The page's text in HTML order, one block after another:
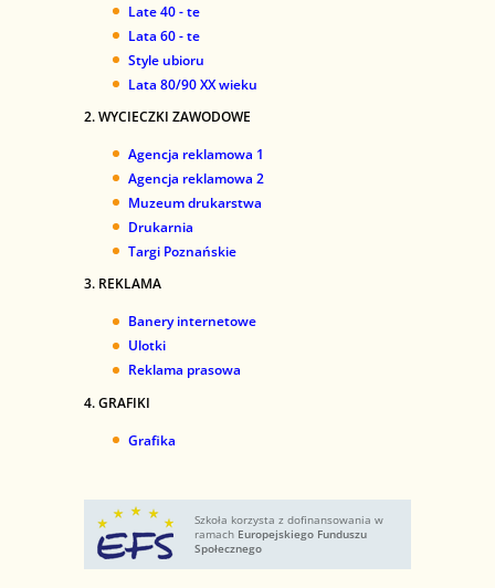
Late 40 - te
Lata 60 - te
Style ubioru
Lata 80/90 XX wieku
2.WYCIECZKI ZAWODOWE
Agencja reklamowa 1
Agencja reklamowa 2
Muzeum drukarstwa
Drukarnia
Targi Poznańskie
3. REKLAMA
Banery internetowe
Ulotki
Reklama prasowa
4.GRAFIKI
Grafika
Szkoła korzysta z dofinansowania w
ramach Europejskiego Funduszu
Społecznego